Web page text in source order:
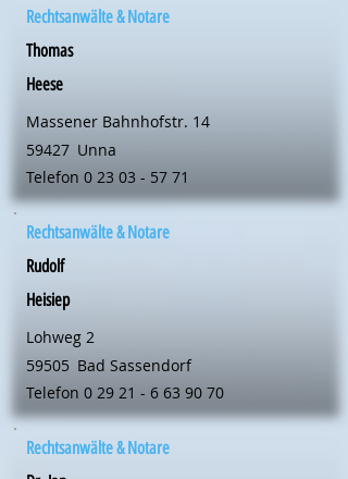
Rechtsanwälte & Notare
Thomas
Heese
Massener Bahnhofstr. 14
59427 Unna
Telefon 0 23 03 - 57 71
Rechtsanwälte & Notare
Rudolf
Heisiep
Lohweg 2
59505 Bad Sassendorf
Telefon 0 29 21 - 6 63 90 70
Rechtsanwälte & Notare